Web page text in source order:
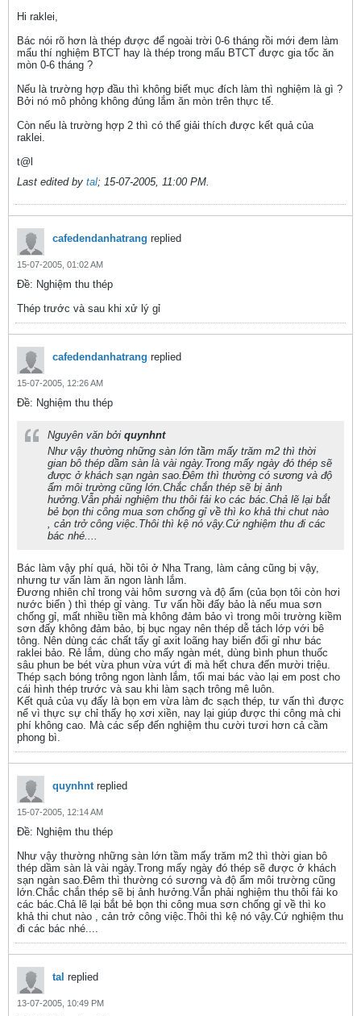
Hi raklei,
Bác nói rõ hơn là thép được để ngoài trời 0-6 tháng rồi mới đem làm
mẩu thí nghiệm BTCT hay là thép trong mẩu BTCT được gia tốc ăn
mòn 0-6 tháng ?
Nếu là trường hợp đầu thì không biết mục đích làm thì nghiệm là gì ?
Bởi nó mô phỏng không đúng lắm ăn mòn trên thực tế.
Còn nếu là trường hợp 2 thì có thể giải thích được kết quả của
raklei.
t@l
Last edited by tal; 15-07-2005, 11:00 PM.
cafedendanhatrang replied
15-07-2005, 01:02 AM
Ðề: Nghiệm thu thép
Thép trước và sau khi xử lý gỉ
cafedendanhatrang replied
15-07-2005, 12:26 AM
Ðề: Nghiệm thu thép
Nguyên văn bởi quynhnt
Như vậy thường những sàn lớn tầm mấy trăm m2 thì thời
gian bô thép dầm sàn là vài ngày.Trong mấy ngày đó thép sẽ
được ở khách sạn ngàn sao.Đêm thì thường có sương và độ
ẩm môi trường cũng lớn.Chắc chắn thép sẽ bị ảnh
hưởng.Vẫn phải nghiệm thu thôi fải ko các bác.Chả lẽ lại bắt
bẻ bọn thi công mua sơn chống gỉ về thì ko khả thi chut nào
, cản trở công việc.Thôi thì kệ nó vậy.Cứ nghiệm thu đi các
bác nhé....
Bác làm vậy phí quá, hồi tôi ở Nha Trang, làm cảng cũng bị vậy,
nhưng tư vấn làm ăn ngon lành lắm.
Đương nhiên chỉ trong vài hôm sương và độ ẩm (của bọn tôi còn hơi
nước biển ) thì thép gỉ vàng. Tư vấn hồi đấy bảo là nếu mua sơn
chống gỉ, mất nhiều tiền mà không đảm bảo vì trong môi trường kiềm
sơn đấy không đảm bảo, bị bục ngay nên thép dễ tách lớp với bê
tông. Nên dùng các chất tẩy gỉ axit loãng hay biến đổi gỉ như bác
raklei bảo. Rẻ lắm, dùng cho mấy ngàn mét, dùng bình phun thuốc
sâu phun be bét vừa phun vừa vứt đi mà hết chưa đến mười triệu.
Thép sạch bóng trông ngon lành lắm, tối mai bác vào lại em post cho
cái hình thép trước và sau khi làm sạch trông mê luôn.
Kết quả của vụ đấy là bọn em vừa làm đc sạch thép, tư vấn thì được
nể vì thực sự chỉ thấy họ xơi xiền, nay lại giúp được thi công mà chi
phí không cao. Mà các sếp đến nghiệm thu cười tươi hơn cả cầm
phong bì.
quynhntreplied
15-07-2005, 12:14 AM
Ðề: Nghiệm thu thép
Như vậy thường những sàn lớn tầm mấy trăm m2 thì thời gian bô
thép dầm sàn là vài ngày.Trong mấy ngày đó thép sẽ được ở khách
sạn ngàn sao.Đêm thì thường có sương và độ ẩm môi trường cũng
lớn.Chắc chắn thép sẽ bị ảnh hưởng.Vẫn phải nghiệm thu thôi fải ko
các bác.Chả lẽ lại bắt bẻ bọn thi công mua sơn chống gỉ về thì ko
khả thi chut nào , cản trở công việc.Thôi thì kệ nó vậy.Cứ nghiệm thu
đi các bác nhé....
tal replied
13-07-2005, 10:49 PM